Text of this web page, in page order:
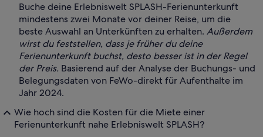
Buche deine Erlebniswelt SPLASH-Ferienunterkunft
mindestens zwei Monate vor deiner Reise, um die
beste Auswahl an Unterkünften zu erhalten. Außerdem
wirst du feststellen, dass je früher du deine
Ferienunterkunft buchst, desto besser ist in der Regel
der Preis. Basierend auf der Analyse der Buchungs- und
Belegungsdaten von FeWo-direkt für Aufenthalte im
Jahr 2024.
Wie hoch sind die Kosten für die Miete einer
Ferienunterkunft nahe Erlebniswelt SPLASH?